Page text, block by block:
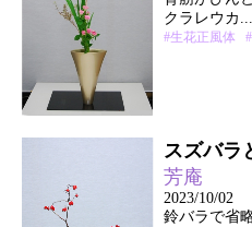
クラレウカ...
#生花正風体
スズバラ
芳庵
2023/10/02
鈴バラで省